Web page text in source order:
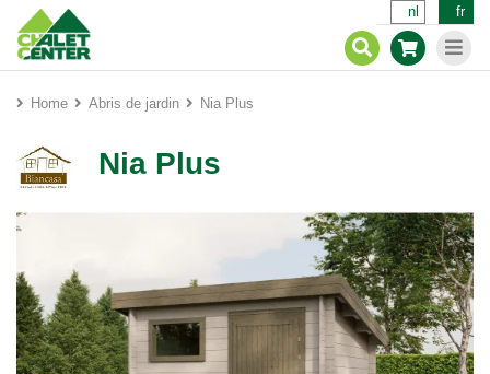
nl fr
Home Abris de jardin Nia Plus
Nia Plus